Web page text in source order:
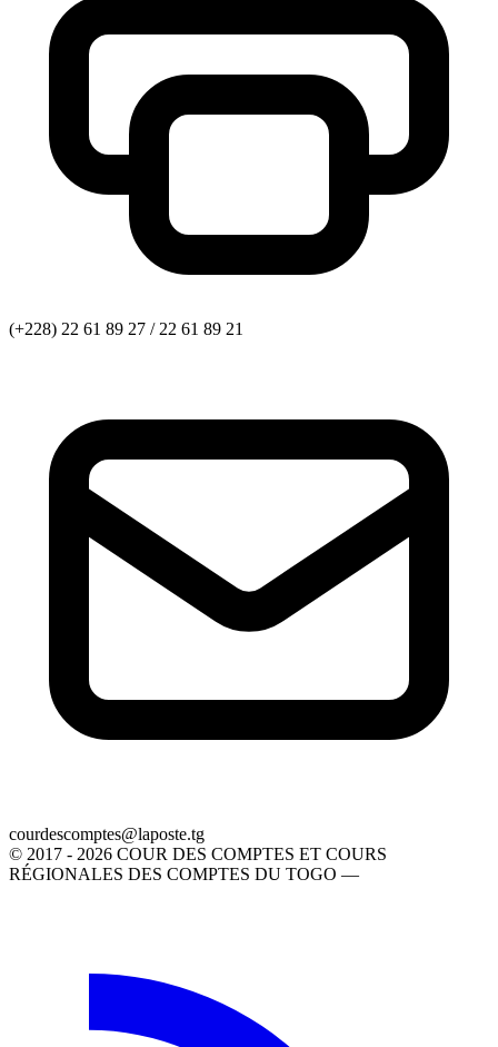
(+228) 22 61 89 27 / 22 61 89 21
gt.etsopal@setpmocsedruoc
© 2017 - 2026 COUR DES COMPTES ET COURS
RÉGIONALES DES COMPTES DU TOGO —